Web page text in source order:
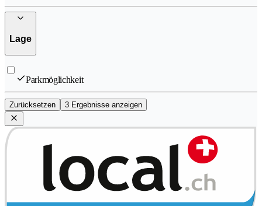
Lage
Parkmöglichkeit
Zurücksetzen 3 Ergebnisse anzeigen